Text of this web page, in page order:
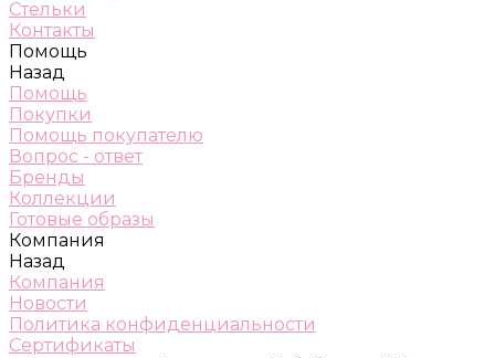
Стельки
Контакты
Помощь
Назад
Помощь
Покупки
Помощь покупателю
Вопрос - ответ
Бренды
Коллекции
Готовые образы
Компания
Назад
Компания
Новости
Политика конфиденциальности
Сертификаты